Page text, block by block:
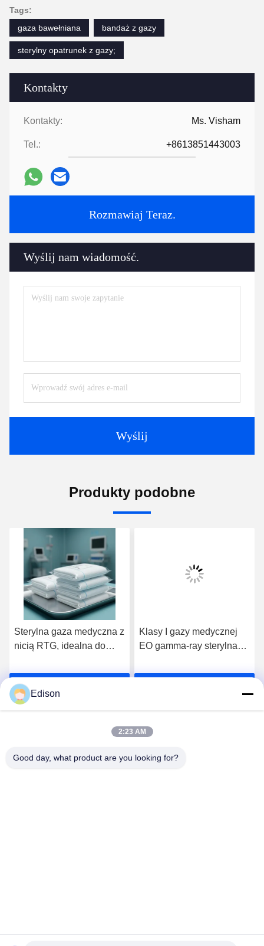
Kontakty
Kontakty: Ms. Visham
Tel.: +8613851443003
Rozmawiaj Teraz.
Wyślij nam wiadomość.
Wyślij
Tags:
gaza bawełniana
bandaż z gazy
sterylny opatrunek z gazy;
Produkty podobne
Sterylna gaza medyczna z
nicią RTG, idealna do
chirurgicznych i
stosowania w placówkach
medycznych
Klasy I gazy medycznej
EO gamma-ray sterylna
chirurgiczny opatrunek do
Edison
2:23 AM
Good day, what product are you looking for?